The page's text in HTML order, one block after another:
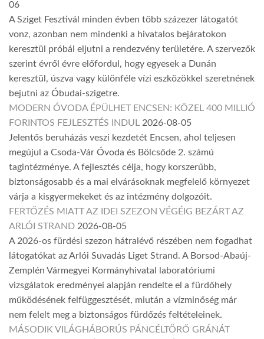
06
A Sziget Fesztivál minden évben több százezer látogatót
vonz, azonban nem mindenki a hivatalos bejáratokon
keresztül próbál eljutni a rendezvény területére. A szervezők
szerint évről évre előfordul, hogy egyesek a Dunán
keresztül, úszva vagy különféle vízi eszközökkel szeretnének
bejutni az Óbudai-szigetre.
MODERN ÓVODA ÉPÜLHET ENCSEN: KÖZEL 400 MILLIÓ
FORINTOS FEJLESZTÉS INDUL 2026-08-05
Jelentős beruházás veszi kezdetét Encsen, ahol teljesen
megújul a Csoda-Vár Óvoda és Bölcsőde 2. számú
tagintézménye. A fejlesztés célja, hogy korszerűbb,
biztonságosabb és a mai elvárásoknak megfelelő környezet
várja a kisgyermekeket és az intézmény dolgozóit.
FERTŐZÉS MIATT AZ IDEI SZEZON VÉGÉIG BEZÁRT AZ
ARLÓI STRAND 2026-08-05
A 2026-os fürdési szezon hátralévő részében nem fogadhat
látogatókat az Arlói Suvadás Liget Strand. A Borsod-Abaúj-
Zemplén Vármegyei Kormányhivatal laboratóriumi
vizsgálatok eredményei alapján rendelte el a fürdőhely
működésének felfüggesztését, miután a vízminőség már
nem felelt meg a biztonságos fürdőzés feltételeinek.
MÁSODIK VILÁGHÁBORÚS PÁNCÉLTÖRŐ GRÁNÁT